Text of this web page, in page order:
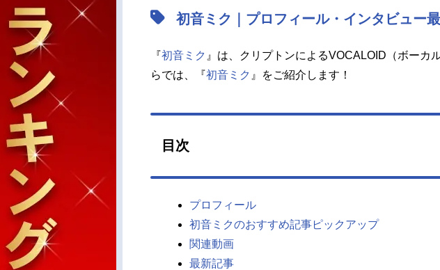
声優記事一覧 男性声優/女
初音ミク｜プロフィール・インタビュー
『初音ミク 』は、クリプトンによるVOCALOID（ボーカ
らでは、『初音ミク 』をご紹介します！
目次
プロフィール
初音ミクのおすすめ記事ピックアップ
関連動画
最新記事